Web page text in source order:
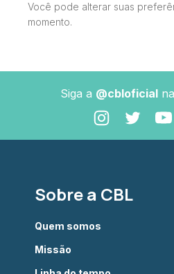
Você pode alterar suas
momento.
Siga a @cbloficial
Sobre a CBL
Quem somos
Missão